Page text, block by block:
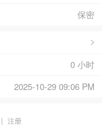
保密
0 小时
2025-10-29 09:06 PM
| 注册